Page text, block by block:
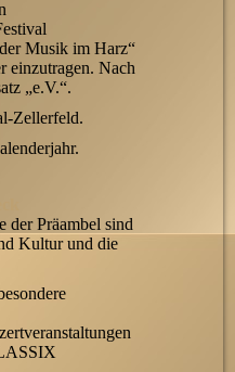
Musik im Harz“
einzutragen. Nach
„e.V.“.
Zellerfeld.
der Präambel sind
Kultur und die